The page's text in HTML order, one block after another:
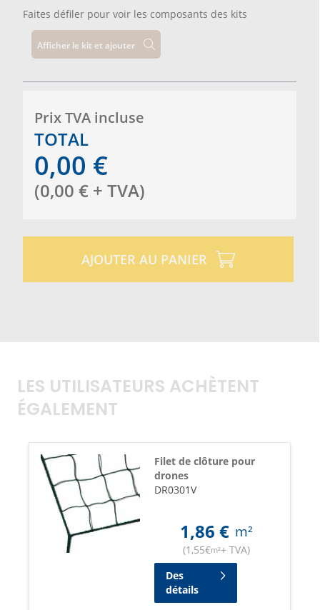
Faites défiler pour voir les composants des kits
Afficher le kit et ajouter
Prix ​​TVA incluse
TOTAL
0,00 €
(0,00 € + TVA)
AJOUTER AU PANIER
LES UTILISATEURS ACHÈTENT
ÉGALEMENT
Filet de clôture pour
drones
DR0301V
1,86 € m²
(1,55€m²+ TVA)
Des
détails